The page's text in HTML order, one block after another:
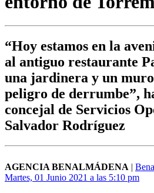
“Hoy estamos en la
al antiguo restaurante
una jardinera y un
peligro de derrumbe”,
concejal de Servicios
Salvador Rodríguez
AGENCIA BENALMÁDENA |
Martes, 01 Junio 2021 a las 5:10 pm